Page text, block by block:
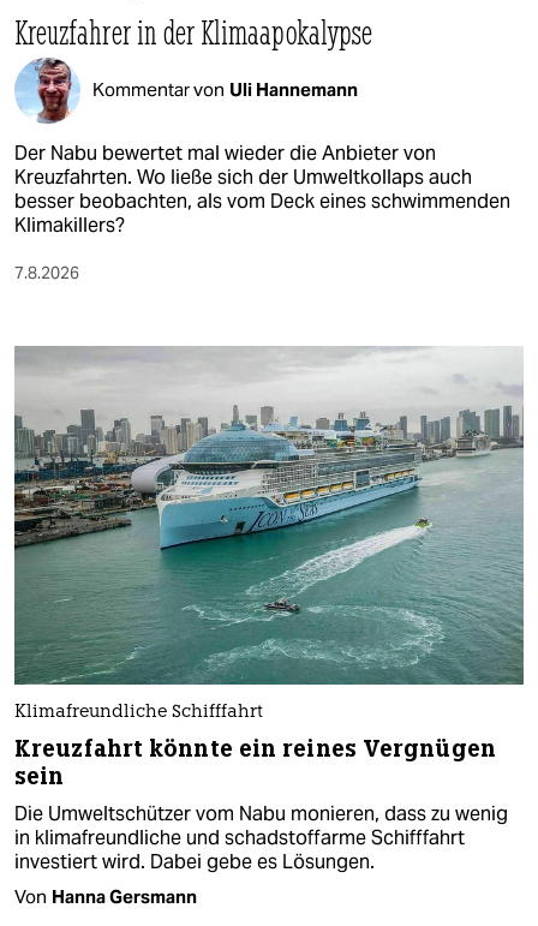
Kreuzfahrer in der Klimaapokalypse
Kommentar von Uli Hannemann
Der Nabu bewertet mal wieder die Anbieter von
Kreuzfahrten. Wo ließe sich der Umweltkollaps auch
besser beobachten, als vom Deck eines schwimmenden
Klimakillers?
7.8.2026
Klimafreundliche Schifffahrt
Kreuzfahrt könnte ein reines Vergnügen
sein
Die Umweltschützer vom Nabu monieren, dass zu wenig
in klimafreundliche und schadstoffarme Schifffahrt
investiert wird. Dabei gebe es Lösungen.
Von Hanna Gersmann